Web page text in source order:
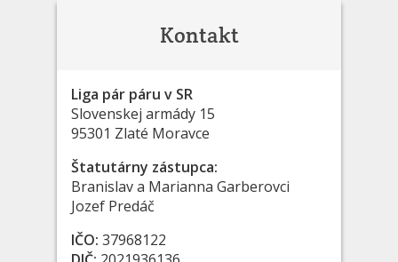
Kontakt
Liga pár páru v SR
Slovenskej armády 15
95301 Zlaté Moravce
Štatutárny zástupca:
Branislav a Marianna Garberovci
Jozef Predáč
IČO: 37968122